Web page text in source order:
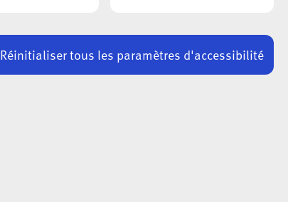
Réinitialiser tous les paramètres d'accessibilité